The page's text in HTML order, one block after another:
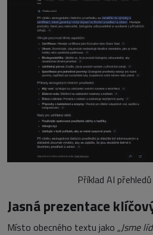
Příklad AI
Jasná prezentace
Místo obecného textu jako „Jsme